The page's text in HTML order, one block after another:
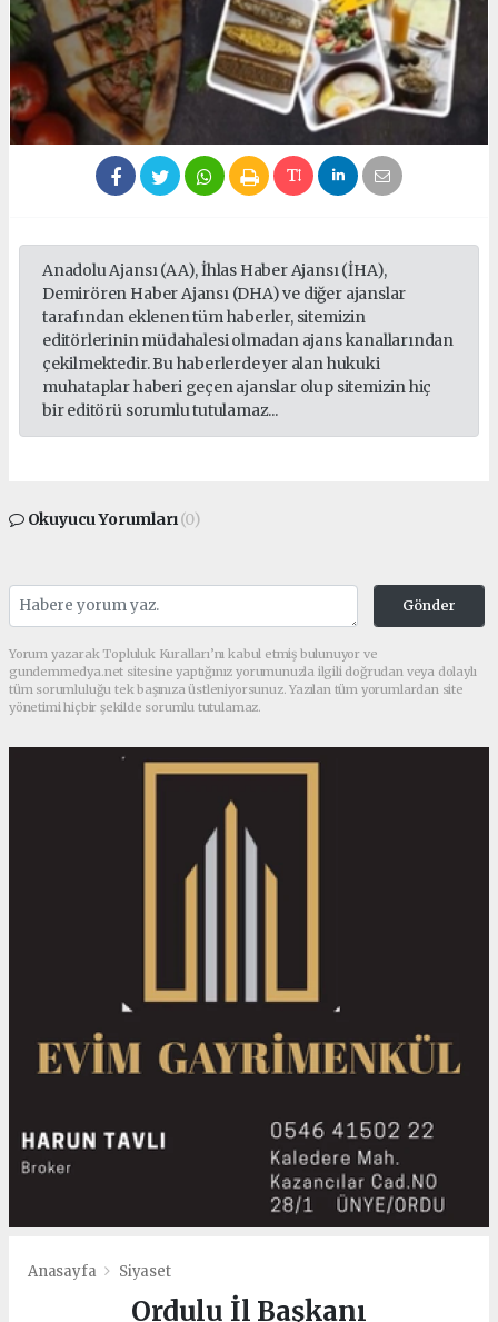
Anadolu Ajansı (AA), İhlas Haber Ajansı (İHA),
Demirören Haber Ajansı (DHA) ve diğer ajanslar
tarafından eklenen tüm haberler, sitemizin
editörlerinin müdahalesi olmadan ajans kanallarından
çekilmektedir. Bu haberlerde yer alan hukuki
muhataplar haberi geçen ajanslar olup sitemizin hiç
bir editörü sorumlu tutulamaz...
Okuyucu Yorumları(0)
Gönder
Yorum yazarak Topluluk Kuralları’nı kabul etmiş bulunuyor ve
gundemmedya.net sitesine yaptığınız yorumunuzla ilgili doğrudan veya dolaylı
tüm sorumluluğu tek başınıza üstleniyorsunuz. Yazılan tüm yorumlardan site
yönetimi hiçbir şekilde sorumlu tutulamaz.
Anasayfa Siyaset
Ordulu İl Başkanı